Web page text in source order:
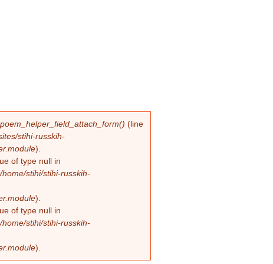
poem_helper_field_attach_form() (line
stihi-russkih-
).
of type null in
/home/stihi/stihi-russkih-
).
of type null in
/home/stihi/stihi-russkih-
).